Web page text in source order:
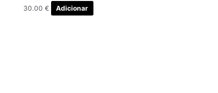
30.00 € Adicionar